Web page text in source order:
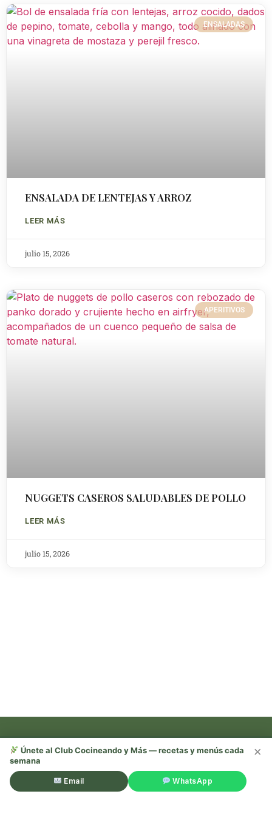
ENSALADAS
ENSALADA DE LENTEJAS Y ARROZ
LEER MÁS
julio 15, 2026
APERITIVOS
NUGGETS CASEROS SALUDABLES DE POLLO
LEER MÁS
julio 15, 2026
Recetas, trucos y mucho más —
¡sígueme en redes!
×
Únete al Club Cocineando y Más — recetas y menús cada
semana
Email WhatsApp